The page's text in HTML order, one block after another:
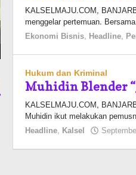
KALSELMAJU.COM,
menggelar pertemuan.
Ekonomi Bisnis, Headline,
Hukum dan Kriminal
Muhidin Blender
KALSELMAJU.COM,
Muhidin ikut melakukan
Headline, Kalsel